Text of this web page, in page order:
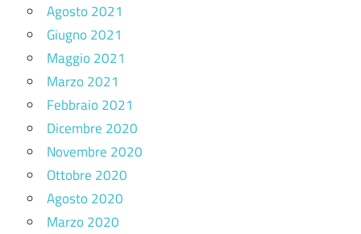
Agosto 2021
Giugno 2021
Maggio 2021
Marzo 2021
Febbraio 2021
Dicembre 2020
Novembre 2020
Ottobre 2020
Agosto 2020
Marzo 2020